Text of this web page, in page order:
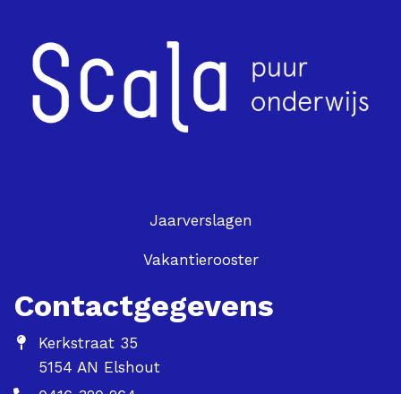
Jaarverslagen
Vakantierooster
Contactgegevens
Kerkstraat 35
5154 AN Elshout